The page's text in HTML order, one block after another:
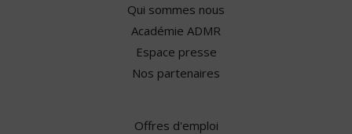
Qui sommes nous
Académie ADMR
Espace presse
Nos partenaires
Offres d'emploi